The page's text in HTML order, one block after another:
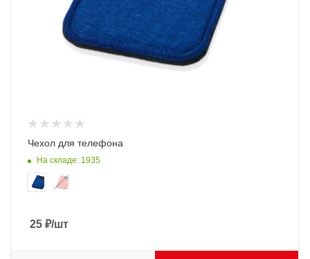
Чехол для телефона
На складе: 1935
25 ₽/шт